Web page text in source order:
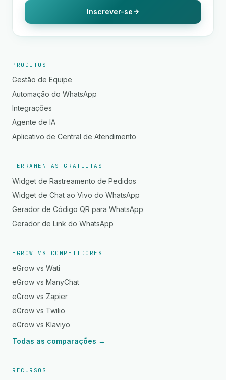
Inscrever-se
PRODUTOS
Gestão de Equipe
Automação do WhatsApp
Integrações
Agente de IA
Aplicativo de Central de Atendimento
FERRAMENTAS GRATUITAS
Widget de Rastreamento de Pedidos
Widget de Chat ao Vivo do WhatsApp
Gerador de Código QR para WhatsApp
Gerador de Link do WhatsApp
EGROW VS COMPETIDORES
eGrow vs Wati
eGrow vs ManyChat
eGrow vs Zapier
eGrow vs Twilio
eGrow vs Klaviyo
Todas as comparações →
RECURSOS